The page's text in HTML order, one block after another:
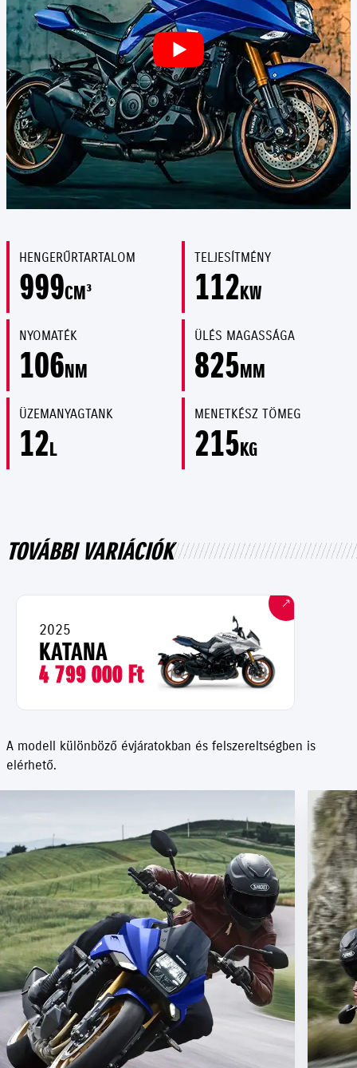
HENGERŰRTARTALOM
999CM³
TELJESÍTMÉNY
112KW
NYOMATÉK
106NM
ÜLÉS MAGASSÁGA
825MM
ÜZEMANYAGTANK
12L
MENETKÉSZ TÖMEG
215KG
TOVÁBBI VARIÁCIÓK
2025
KATANA
4 799 000 Ft
A modell különböző évjáratokban és felszereltségben is
elérhető.